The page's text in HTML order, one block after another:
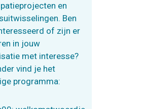
en
Ben
of zijn er
in jouw
met interesse?
vind je het
programma: